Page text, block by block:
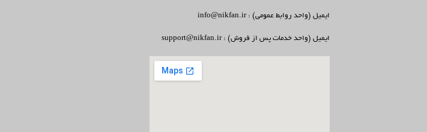
ایمیل (واحد روابط عمومی) : info@nikfan.ir
ایمیل (واحد خدمات پس از فروش) : support@nikfan.ir